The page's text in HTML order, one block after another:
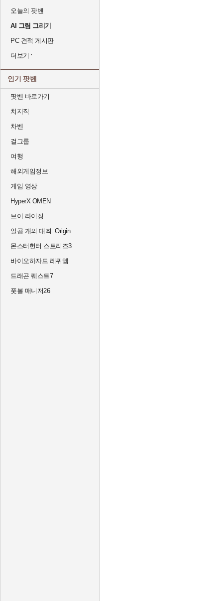
오늘의 팟벤
AI 그림 그리기
PC 견적 게시판
더보기
인기 팟벤
팟벤 바로가기
치지직
차벤
걸그룹
여행
해외게임정보
게임 영상
HyperX OMEN
브이 라이징
일곱 개의 대죄: Origin
몬스터헌터 스토리즈3
바이오하자드 레퀴엠
드래곤 퀘스트7
풋볼 매니저26